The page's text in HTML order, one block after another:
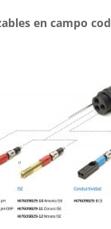
en campo